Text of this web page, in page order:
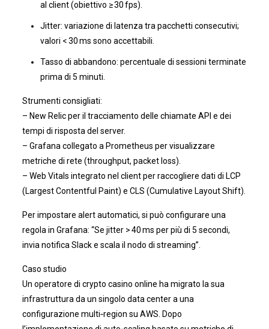
al client (obiettivo ≥ 30 fps).
Jitter: variazione di latenza tra pacchetti consecutivi;
valori < 30 ms sono accettabili.
Tasso di abbandono: percentuale di sessioni terminate
prima di 5 minuti.
Strumenti consigliati:
– New Relic per il tracciamento delle chiamate API e dei
tempi di risposta del server.
– Grafana collegato a Prometheus per visualizzare
metriche di rete (throughput, packet loss).
– Web Vitals integrato nel client per raccogliere dati di LCP
(Largest Contentful Paint) e CLS (Cumulative Layout Shift).
Per impostare alert automatici, si può configurare una
regola in Grafana: “Se jitter > 40 ms per più di 5 secondi,
invia notifica Slack e scala il nodo di streaming”.
Caso studio
Un operatore di crypto casino online ha migrato la sua
infrastruttura da un singolo data center a una
configurazione multi‑region su AWS. Dopo